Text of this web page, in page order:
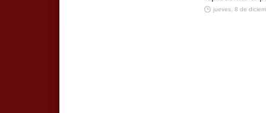
jueves, 8 de